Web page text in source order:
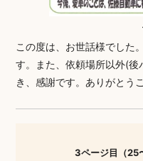
この度は、お世話様でした
す。また、依頼場所以外(
き、感謝です。ありがとう
3ページ目（